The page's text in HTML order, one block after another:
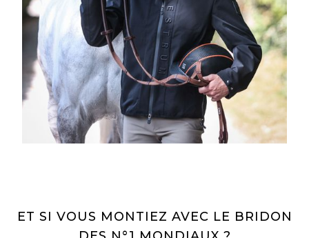
ET SI VOUS MONTIEZ AVEC LE BRIDON